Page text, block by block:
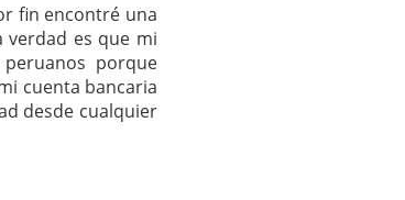
fin encontré una
verdad es que mi
porque
cuenta bancaria
desde cualquier